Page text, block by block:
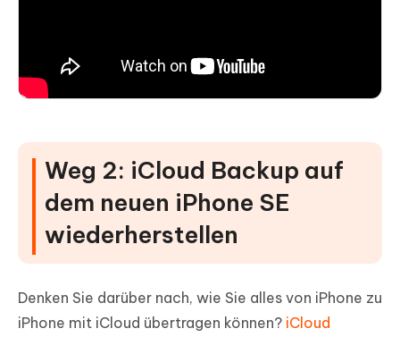
Weg 2: iCloud Backup auf
dem neuen iPhone SE
wiederherstellen
Denken Sie darüber nach, wie Sie alles von iPhone zu
iPhone mit iCloud übertragen können? iCloud